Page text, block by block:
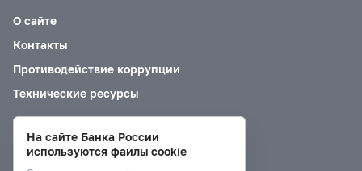
О сайте
Контакты
Противодействие коррупции
Технические ресурсы
Версия для слабовидящих
На сайте Банка России
используются файлы cookie